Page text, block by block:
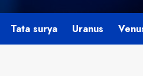
Tata surya Uranus